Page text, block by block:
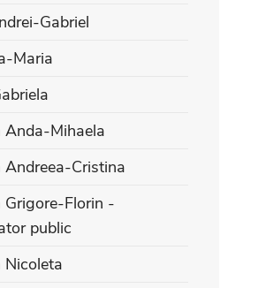
Gabriel
Maria
Anda-Mihaela
Andreea-Cristina
Grigore-Florin -
public
Nicoleta